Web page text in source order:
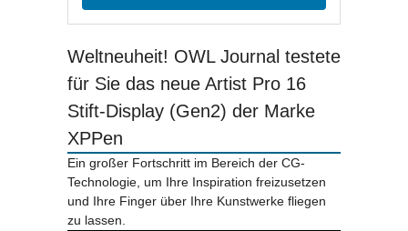
Weltneuheit! OWL Journal testete
für Sie das neue Artist Pro 16
Stift-Display (Gen2) der Marke
XPPen
Ein großer Fortschritt im Bereich der CG-
Technologie, um Ihre Inspiration freizusetzen
und Ihre Finger über Ihre Kunstwerke fliegen
zu lassen.